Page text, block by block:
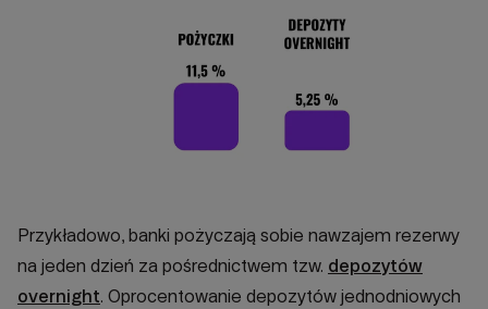
Przykładowo, banki pożyczają sobie nawzajem rezerwy
na jeden dzień za pośrednictwem tzw. depozytów
overnight. Oprocentowanie depozytów jednodniowych